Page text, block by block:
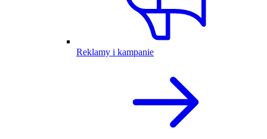
Reklamy i kampanie